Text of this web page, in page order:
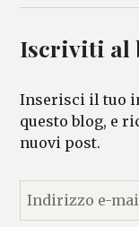
Iscriviti al
Inserisci il tuo
questo blog, e
nuovi post.
n